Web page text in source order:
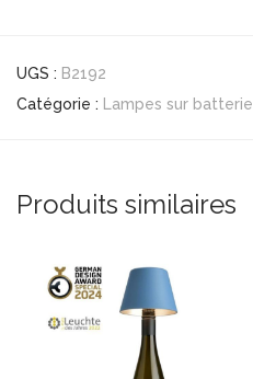
UGS : B2192
Catégorie :
Lampes sur batterie
Produits similaires